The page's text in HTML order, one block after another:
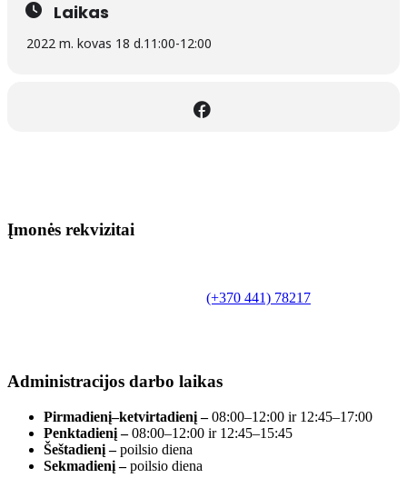
Laikas
2022 m. kovas 18 d.11:00-12:00
Įmonės rekvizitai
(+370 441) 78217
Administracijos darbo laikas
Pirmadienį–ketvirtadienį –08:00–12:00 ir 12:45–17:00
Penktadienį –08:00–12:00 ir 12:45–15:45
Šeštadienį –poilsio diena
Sekmadienį –poilsio diena